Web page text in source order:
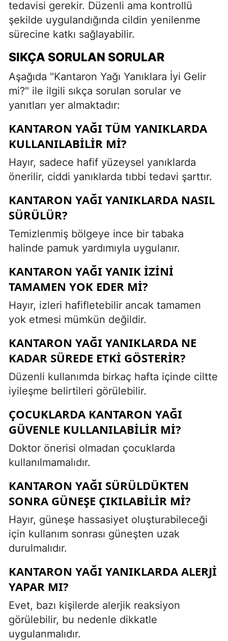
tedavisi gerekir. Düzenli ama kontrollü
şekilde uygulandığında cildin yenilenme
sürecine katkı sağlayabilir.
SIKÇA SORULAN SORULAR
Aşağıda "Kantaron Yağı Yanıklara İyi Gelir
mi?" ile ilgili sıkça sorulan sorular ve
yanıtları yer almaktadır:
KANTARON YAĞI TÜM YANIKLARDA
KULLANILABILIR MI?
Hayır, sadece hafif yüzeysel yanıklarda
önerilir, ciddi yanıklarda tıbbi tedavi şarttır.
KANTARON YAĞI YANIKLARDA NASIL
SÜRÜLÜR?
Temizlenmiş bölgeye ince bir tabaka
halinde pamuk yardımıyla uygulanır.
KANTARON YAĞI YANIK IZINI
TAMAMEN YOK EDER MI?
Hayır, izleri hafifletebilir ancak tamamen
yok etmesi mümkün değildir.
KANTARON YAĞI YANIKLARDA NE
KADAR SÜREDE ETKI GÖSTERIR?
Düzenli kullanımda birkaç hafta içinde ciltte
iyileşme belirtileri görülebilir.
ÇOCUKLARDA KANTARON YAĞI
GÜVENLE KULLANILABILIR MI?
Doktor önerisi olmadan çocuklarda
kullanılmamalıdır.
KANTARON YAĞI SÜRÜLDÜKTEN
SONRA GÜNEŞE ÇIKILABILIR MI?
Hayır, güneşe hassasiyet oluşturabileceği
için kullanım sonrası güneşten uzak
durulmalıdır.
KANTARON YAĞI YANIKLARDA ALERJI
YAPAR MI?
Evet, bazı kişilerde alerjik reaksiyon
görülebilir, bu nedenle dikkatle
uygulanmalıdır.